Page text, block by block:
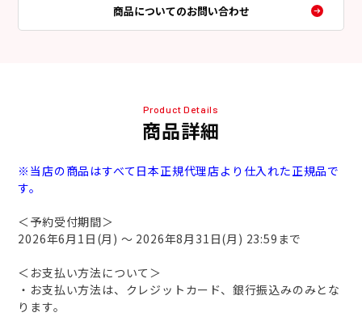
商品についてのお問い合わせ
Product Details
商品詳細
※当店の商品はすべて日本正規代理店より仕入れた正規品で
す。
＜予約受付期間＞
2026年6月1日(月) ～ 2026年8月31日(月) 23:59まで
＜お支払い方法について＞
・お支払い方法は、クレジットカード、銀行振込みのみとな
ります。